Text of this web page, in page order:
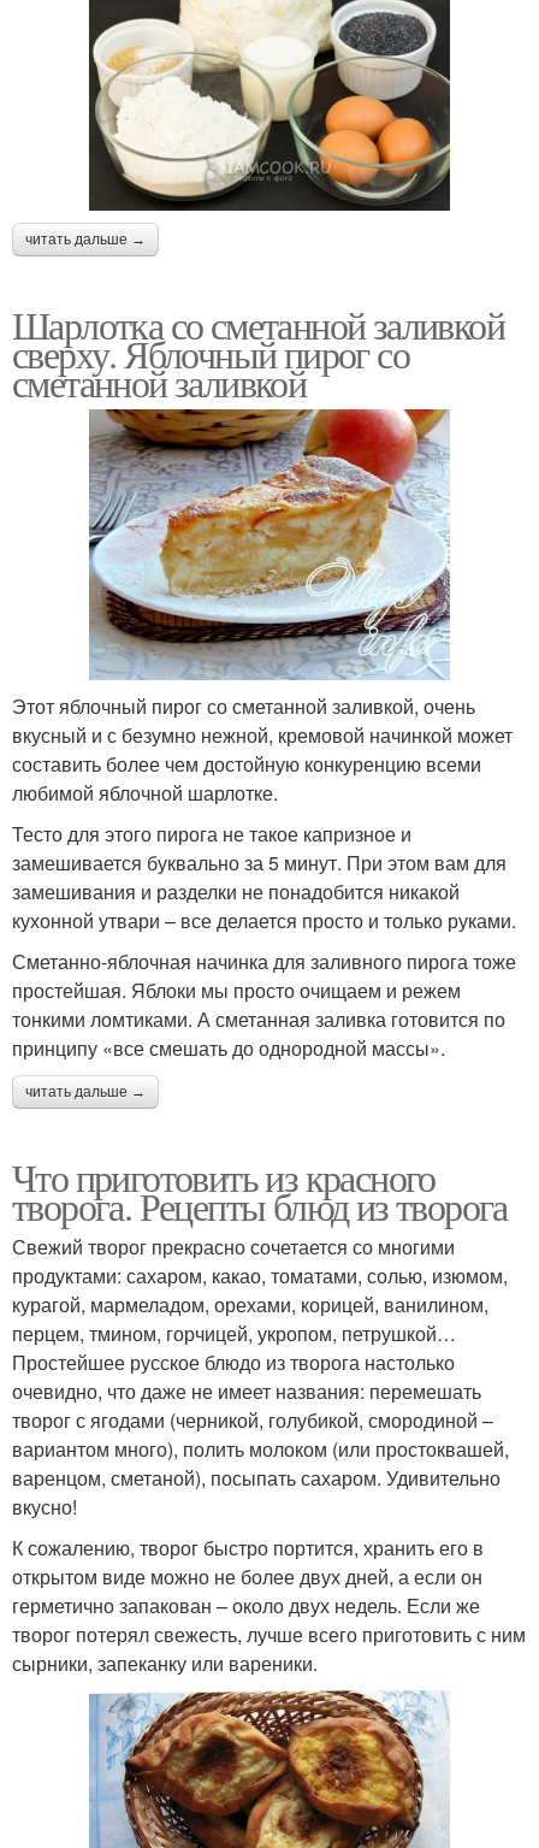
читать дальше →
Шарлотка со сметанной заливкой
сверху. Яблочный пирог со
сметанной заливкой
Этот яблочный пирог со сметанной заливкой, очень
вкусный и с безумно нежной, кремовой начинкой может
составить более чем достойную конкуренцию всеми
любимой яблочной шарлотке.
Тесто для этого пирога не такое капризное и
замешивается буквально за 5 минут. При этом вам для
замешивания и разделки не понадобится никакой
кухонной утвари – все делается просто и только руками.
Сметанно-яблочная начинка для заливного пирога тоже
простейшая. Яблоки мы просто очищаем и режем
тонкими ломтиками. А сметанная заливка готовится по
принципу «все смешать до однородной массы».
читать дальше →
Что приготовить из красного
творога. Рецепты блюд из творога
Свежий творог прекрасно сочетается со многими
продуктами: сахаром, какао, томатами, солью, изюмом,
курагой, мармеладом, орехами, корицей, ванилином,
перцем, тмином, горчицей, укропом, петрушкой…
Простейшее русское блюдо из творога настолько
очевидно, что даже не имеет названия: перемешать
творог с ягодами (черникой, голубикой, смородиной –
вариантом много), полить молоком (или простоквашей,
варенцом, сметаной), посыпать сахаром. Удивительно
вкусно!
К сожалению, творог быстро портится, хранить его в
открытом виде можно не более двух дней, а если он
герметично запакован – около двух недель. Если же
творог потерял свежесть, лучше всего приготовить с ним
сырники, запеканку или вареники.